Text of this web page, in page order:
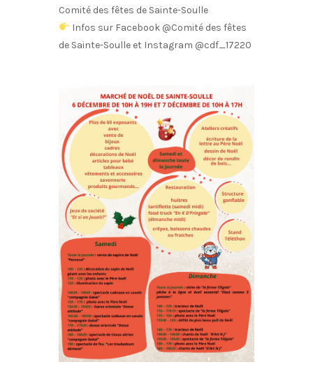
Comité des fêtes de Sainte-Soulle
Infos sur Facebook @Comité des fêtes
de Sainte-Soulle et Instagram @cdf_17220